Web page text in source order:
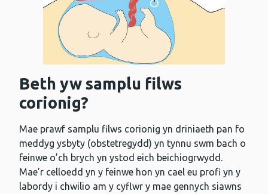
Beth yw samplu filws
corionig?
Mae prawf samplu filws corionig yn driniaeth pan fo
meddyg ysbyty (obstetregydd) yn tynnu swm bach o
feinwe o’ch brych yn ystod eich beichiogrwydd.
Mae’r celloedd yn y feinwe hon yn cael eu profi yn y
labordy i chwilio am y cyflwr y mae gennych siawns